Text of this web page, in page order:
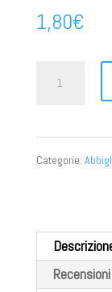
1,80€
MB00
Categorie: